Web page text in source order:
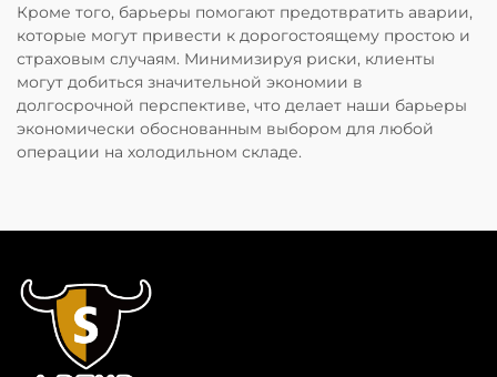
Кроме того, барьеры помогают предотвратить аварии,
которые могут привести к дорогостоящему простою и
страховым случаям. Минимизируя риски, клиенты
могут добиться значительной экономии в
долгосрочной перспективе, что делает наши барьеры
экономически обоснованным выбором для любой
операции на холодильном складе.